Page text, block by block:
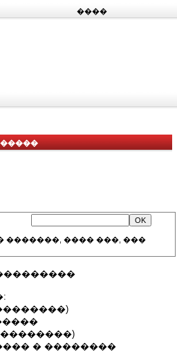
����
���� ���, ���
� ��������